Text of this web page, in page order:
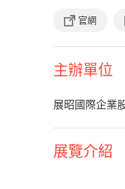
官網
主辦單位
展昭國際企業
展覽介紹